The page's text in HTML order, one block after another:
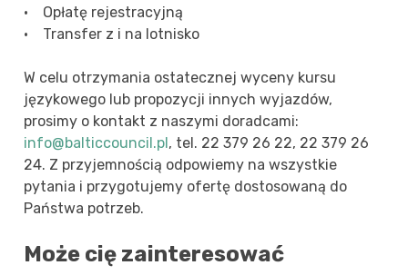
• Opłatę rejestracyjną
• Transfer z i na lotnisko
W celu otrzymania ostatecznej wyceny kursu
językowego lub propozycji innych wyjazdów,
prosimy o kontakt z naszymi doradcami:
info@balticcouncil.pl, tel. 22 379 26 22, 22 379 26
24. Z przyjemnością odpowiemy na wszystkie
pytania i przygotujemy ofertę dostosowaną do
Państwa potrzeb.
Może cię zainteresować